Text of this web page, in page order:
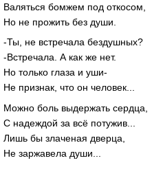
Валяться бомжем под откосом,
Но не прожить без души.
-Ты, не встречала бездушных?
-Встречала. А как же нет.
Но только глаза и уши-
Не признак, что он человек...
Можно боль выдержать сердца,
С надеждой за всё потужив...
Лишь бы злаченая дверца,
Не заржавела души...